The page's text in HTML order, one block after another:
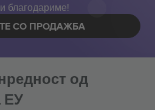
благодариме!
СО ПРОДАЖБА
од
ЕУ